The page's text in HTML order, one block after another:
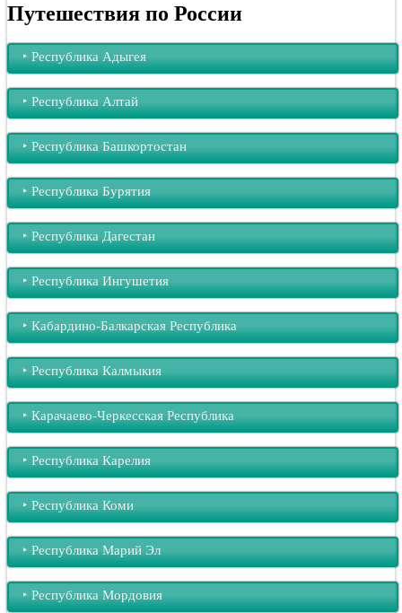
Путешествия по России
‣︎ Республика Адыгея
‣︎ Республика Алтай
‣︎ Республика Башкортостан
‣︎ Республика Бурятия
‣︎ Республика Дагестан
‣︎ Республика Ингушетия
‣︎ Кабардино-Балкарская Республика
‣︎ Республика Калмыкия
‣︎ Карачаево-Черкесская Республика
‣︎ Республика Карелия
‣︎ Республика Коми
‣︎ Республика Марий Эл
‣︎ Республика Мордовия